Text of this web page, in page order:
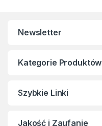
Newsletter
Kategorie Produktów
Szybkie Linki
Jakość i Zaufanie